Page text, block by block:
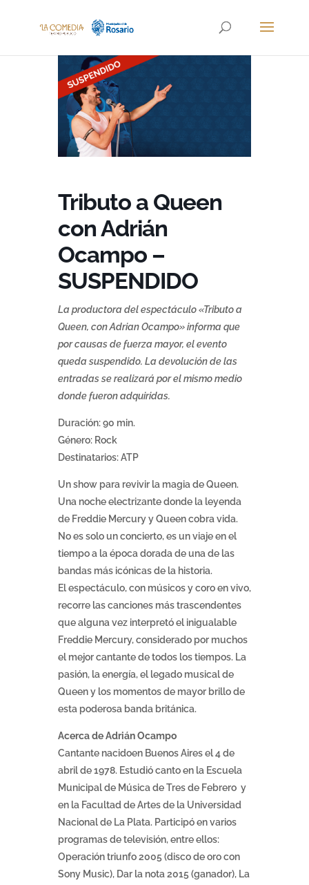
Tributo a Queen
con Adrián
Ocampo –
SUSPENDIDO
La productora del espectáculo «Tributo a
Queen, con Adrian Ocampo» informa que
por causas de fuerza mayor, el evento
queda suspendido. La devolución de las
entradas se realizará por el mismo medio
donde fueron adquiridas.
Duración: 90 min.
Género: Rock
Destinatarios: ATP
Un show para revivir la magia de Queen.
Una noche electrizante donde la leyenda
de Freddie Mercury y Queen cobra vida.
No es solo un concierto, es un viaje en el
tiempo a la época dorada de una de las
bandas más icónicas de la historia.
El espectáculo, con músicos y coro en vivo,
recorre las canciones más trascendentes
que alguna vez interpretó el inigualable
Freddie Mercury, considerado por muchos
el mejor cantante de todos los tiempos. La
pasión, la energía, el legado musical de
Queen y los momentos de mayor brillo de
esta poderosa banda británica.
Acerca de Adrián Ocampo
Cantante nacidoen Buenos Aires el 4 de
abril de 1978. Estudió canto en la Escuela
Municipal de Música de Tres de Febrero y
en la Facultad de Artes de la Universidad
Nacional de La Plata. Participó en varios
programas de televisión, entre ellos:
Operación triunfo 2005 (disco de oro con
Sony Music), Dar la nota 2015 (ganador), La